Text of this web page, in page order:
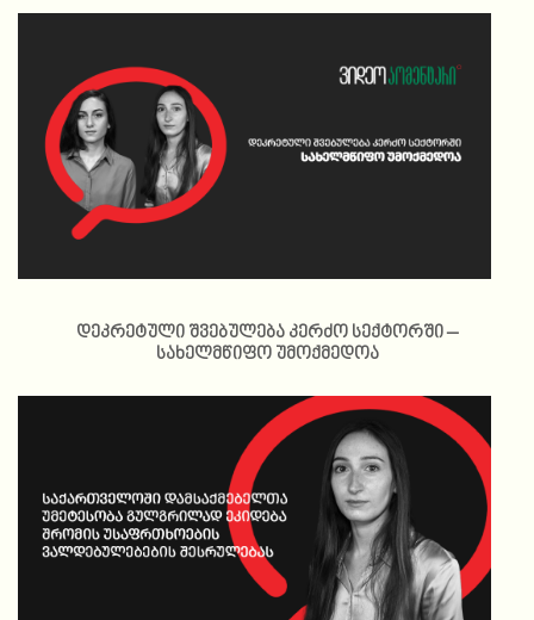
დეკრეტული შვებულება კერძო სექტორში –
სახელმწიფო უმოქმედოა